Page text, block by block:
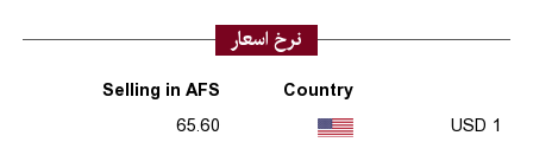
نرخ اسعار
Country
Selling in AFS
1 USD
65.60